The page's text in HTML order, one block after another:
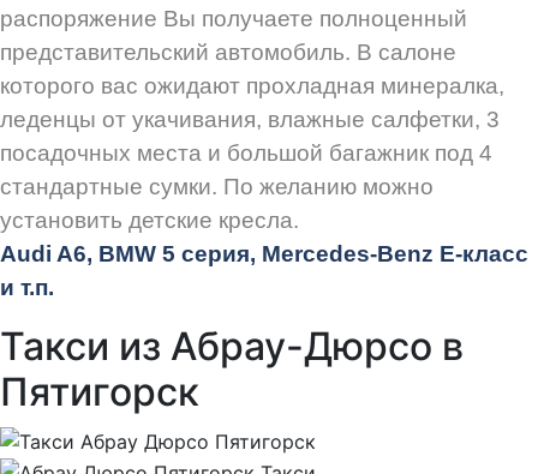
распоряжение Вы получаете полноценный
представительский автомобиль. В салоне
которого вас ожидают прохладная минералка,
леденцы от укачивания, влажные салфетки, 3
посадочных места и большой багажник под 4
стандартные сумки. По желанию можно
установить детские кресла.
Audi A6, BMW 5 серия, Mercedes-Benz E-класс
и т.п.
Такси из Абрау-Дюрсо в
Пятигорск